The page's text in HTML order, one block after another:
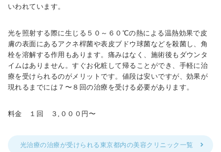
いわれています。
光を照射する際に生じる５０～６０ ℃の熱による温熱効果で皮
膚の表面にあるアクネ桿菌や表皮ブドウ球菌などを殺菌し、角
栓を溶解する作用もあります。痛みはなく、施術後もダウンタ
イムはありません。すぐお化粧して帰ることができ、手軽に治
療を受けられるのがメリットです。値段は安いですが、効果が
現れるまでには７〜８回の治療を受ける必要があります。
料金 １回 ３,０００ 円〜
光治療の治療が受けられる東京都内の美容クリニック一覧